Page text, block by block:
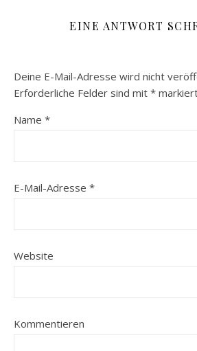
EINE ANTWORT
Deine E-Mail-Adresse wird nicht
Erforderliche Felder sind mit *
Name *
E-Mail-Adresse *
Website
Kommentieren